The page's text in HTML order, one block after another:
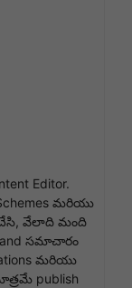
Editor.
మరియు
చేసి, వేలాది మంది
సమాచారం
మరియు
publish